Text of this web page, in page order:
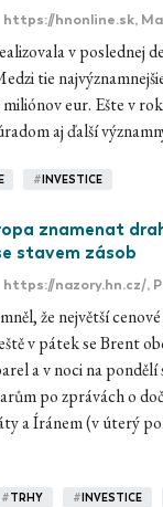
https://hnonline.sk,
v poslednej
tie
eur. Ešte v
aj ďalší
# INVESTICE
znamenat
stavem zásob
https://nazory.hn.cz/,
že největší
v pátek se Brent
a v noci na pondělí
po zprávách o
a Íránem (v úterý
#TRHY # INVESTICE